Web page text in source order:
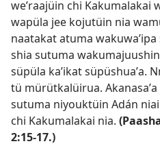
weʼraajüin chi Kakumalakai
wapüla jee kojutüin nia
naatakat atuma
shia sutuma
süpüla kaʼikat süpüshuaʼa.
tü mürütkalüirua.
sutuma niyouktüin Adán
chi Kakumalakai nia.
2:15-17.)